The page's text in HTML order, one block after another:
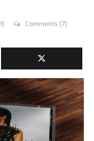
Comments (7)